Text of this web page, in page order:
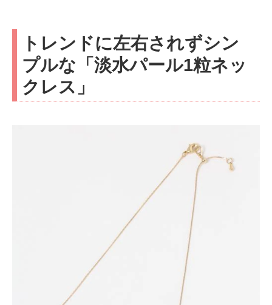
トレンドに左右されずシン
プルな「淡水パール1粒ネッ
クレス」